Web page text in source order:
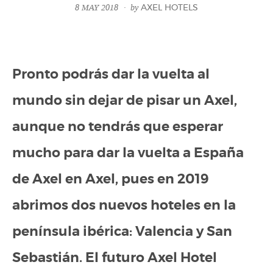
8 MAY 2018 by AXEL HOTELS
Pronto podrás dar la vuelta al
mundo sin dejar de pisar un Axel,
aunque no tendrás que esperar
mucho para dar la vuelta a España
de Axel en Axel, pues en 2019
abrimos dos nuevos hoteles en la
península ibérica: Valencia y San
Sebastián. El futuro Axel Hotel